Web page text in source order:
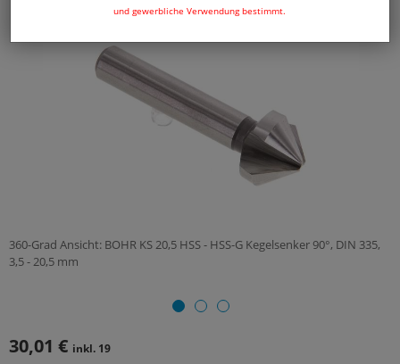
und gewerbliche Verwendung bestimmt.
360-Grad Ansicht: BOHR KS 20,5 HSS - HSS-G Kegelsenker 90°, DIN 335,
3,5 - 20,5 mm
30,01 € inkl. 19